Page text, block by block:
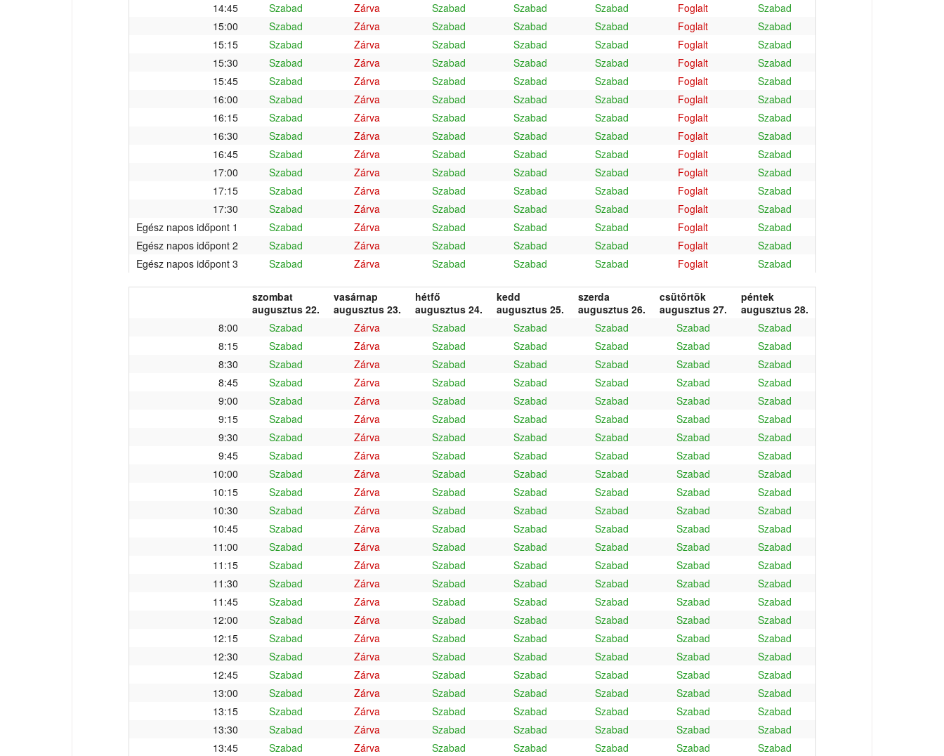
14:45
Szabad Zárva Szabad Szabad Szabad Foglalt
Szabad
15:00
Szabad Zárva Szabad Szabad Szabad Foglalt
Szabad
15:15
Szabad Zárva Szabad Szabad Szabad Foglalt
Szabad
15:30
Szabad Zárva Szabad Szabad Szabad Foglalt
Szabad
15:45
Szabad Zárva Szabad Szabad Szabad Foglalt
Szabad
16:00
Szabad Zárva Szabad Szabad Szabad Foglalt
Szabad
16:15
Szabad Zárva Szabad Szabad Szabad Foglalt
Szabad
16:30
Szabad Zárva Szabad Szabad Szabad Foglalt
Szabad
16:45
Szabad Zárva Szabad Szabad Szabad Foglalt
Szabad
17:00
Szabad Zárva Szabad Szabad Szabad Foglalt
Szabad
17:15
Szabad Zárva Szabad Szabad Szabad Foglalt
Szabad
17:30
Szabad Zárva Szabad Szabad Szabad Foglalt
Szabad
Egész napos időpont 1
Szabad Zárva Szabad Szabad Szabad Foglalt
Szabad
Egész napos időpont 2
Szabad Zárva Szabad Szabad Szabad Foglalt
Szabad
Egész napos időpont 3
Szabad Zárva Szabad Szabad Szabad Foglalt Szabad
szombat
augusztus 22.
vasárnap
augusztus 23.
hétfő
augusztus 24.
kedd
augusztus 25.
szerda
augusztus 26.
csütörtök
augusztus 27.
péntek
augusztus 28.
8:00
Szabad Zárva Szabad Szabad Szabad Szabad
Szabad
8:15
Szabad Zárva Szabad Szabad Szabad Szabad
Szabad
8:30
Szabad Zárva Szabad Szabad Szabad Szabad
Szabad
8:45
Szabad Zárva Szabad Szabad Szabad Szabad
Szabad
9:00
Szabad Zárva Szabad Szabad Szabad Szabad
Szabad
9:15
Szabad Zárva Szabad Szabad Szabad Szabad
Szabad
9:30
Szabad Zárva Szabad Szabad Szabad Szabad
Szabad
9:45
Szabad Zárva Szabad Szabad Szabad Szabad
Szabad
10:00
Szabad Zárva Szabad Szabad Szabad Szabad
Szabad
10:15
Szabad Zárva Szabad Szabad Szabad Szabad
Szabad
10:30
Szabad Zárva Szabad Szabad Szabad Szabad
Szabad
10:45
Szabad Zárva Szabad Szabad Szabad Szabad
Szabad
11:00
Szabad Zárva Szabad Szabad Szabad Szabad
Szabad
11:15
Szabad Zárva Szabad Szabad Szabad Szabad
Szabad
11:30
Szabad Zárva Szabad Szabad Szabad Szabad
Szabad
11:45
Szabad Zárva Szabad Szabad Szabad Szabad
Szabad
12:00
Szabad Zárva Szabad Szabad Szabad Szabad
Szabad
12:15
Szabad Zárva Szabad Szabad Szabad Szabad
Szabad
12:30
Szabad Zárva Szabad Szabad Szabad Szabad
Szabad
12:45
Szabad Zárva Szabad Szabad Szabad Szabad
Szabad
13:00
Szabad Zárva Szabad Szabad Szabad Szabad
Szabad
13:15
Szabad Zárva Szabad Szabad Szabad Szabad
Szabad
13:30
Szabad Zárva Szabad Szabad Szabad Szabad
Szabad
13:45
Szabad Zárva Szabad Szabad Szabad Szabad Szabad